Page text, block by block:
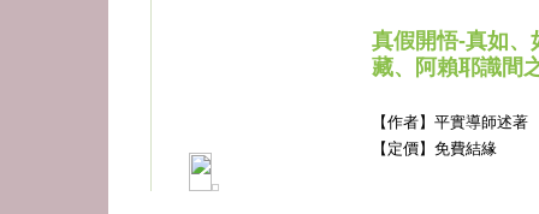
真假開悟-真如、
藏、阿賴耶識間
【作者】平實導師述著
【定價】免費結緣